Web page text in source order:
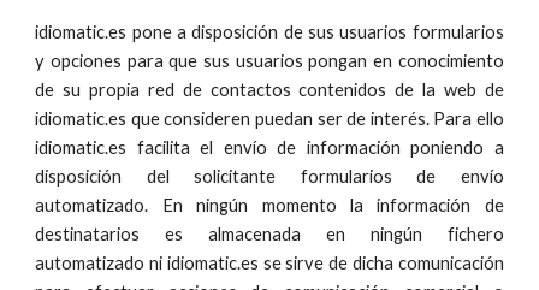
idiomatic.es pone a disposición de sus usuarios formularios
y opciones para que sus usuarios pongan en conocimiento
de su propia red de contactos contenidos de la web de
idiomatic.es que consideren puedan ser de interés. Para ello
idiomatic.es facilita el envío de información poniendo a
disposición del solicitante formularios de envío
automatizado. En ningún momento la información de
destinatarios es almacenada en ningún fichero
automatizado ni idiomatic.es se sirve de dicha comunicación